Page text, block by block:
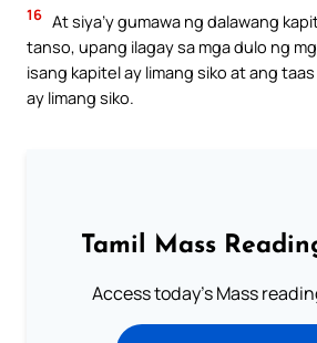
16 At siya’y gumawa ng dalawang
tanso, upang ilagay sa mga dulo ng
isang kapitel ay limang siko at ang
ay limang siko.
Tamil Mass
Access today's Mass